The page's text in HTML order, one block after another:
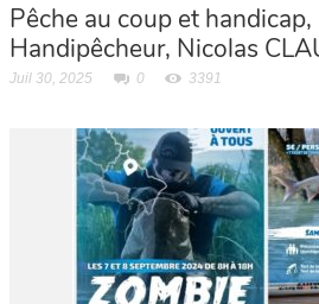
Pêche au coup et
Handipêcheur, Nicolas
Juil 30, 2025 0 3391